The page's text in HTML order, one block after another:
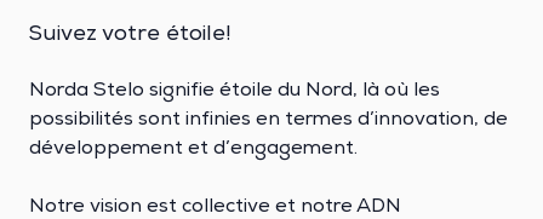
Suivez votre étoile!
Norda Stelo signifie étoile du Nord, là où les
possibilités sont infinies en termes d’innovation, de
développement et d’engagement.
Notre vision est collective et notre ADN